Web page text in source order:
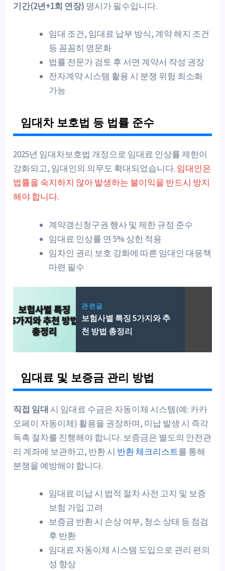
기간(2년+1회 연장) 명시가 필수입니다.
임대 조건, 임대료 납부 방식, 계약 해지 조건
등 꼼꼼히 명문화
법률 전문가 검토 후 서면 계약서 작성 권장
전자계약 시스템 활용 시 분쟁 위험 최소화
가능
임대차 보호법 등 법률 준수
2025년 임대차보호법 개정으로 임대료 인상률 제한이
강화되고, 임대인의 의무도 확대되었습니다. 임대인은
법률을 숙지하지 않아 발생하는 불이익을 반드시 방지
해야 합니다.
계약갱신청구권 행사 및 제한 규정 준수
임대료 인상률 연 5% 상한 적용
임차인 권리 보호 강화에 따른 임대인 대응책
마련 필수
관련글
보험사별 특징 5가지와 추
천 방법 총정리
임대료 및 보증금 관리 방법
직접 임대 시 임대료 수금은 자동이체 시스템(예: 카카
오페이 자동이체) 활용을 권장하며, 미납 발생 시 즉각
독촉 절차를 진행해야 합니다. 보증금은 별도의 안전관
리 계좌에 보관하고, 반환 시 반환 체크리스트를 통해
분쟁을 예방해야 합니다.
임대료 미납 시 법적 절차 사전 고지 및 보증
보험 가입 고려
보증금 반환 시 손상 여부, 청소 상태 등 점검
후 반환
임대료 자동이체 시스템 도입으로 관리 편의
성 향상